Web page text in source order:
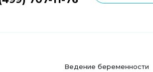
Ведение беременности